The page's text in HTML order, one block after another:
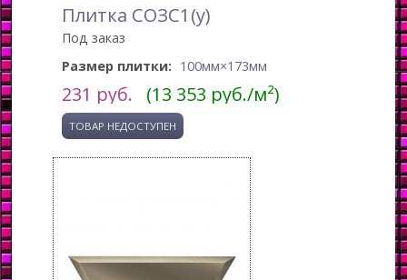
Плитка СОЗС1(у)
Под заказ
Размер плитки: 100мм×173мм
231 руб. (13 353 руб./м²)